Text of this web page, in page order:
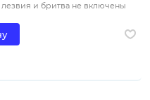
лезвия и бритва не включены